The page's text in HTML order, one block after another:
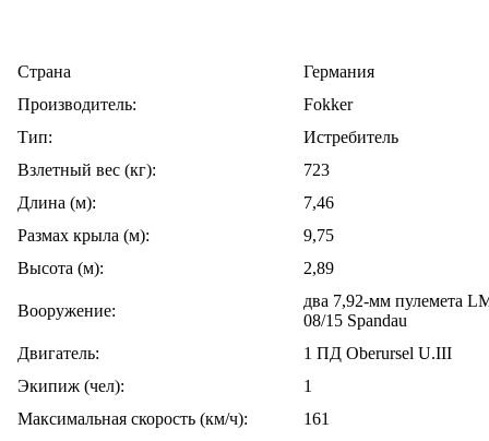
Cтрана
Германия
Производитель:
Fokker
Тип:
Истребитель
Взлетный вес (кг):
723
Длина (м):
7,46
Размах крыла (м):
9,75
Высота (м):
2,89
Вооружение:
два 7,92-мм пулемета
08/15 Spandau
Двигатель:
1 ПД Oberursel U.III
Экипиж (чел):
1
Максимальная скорость (км/ч):
161